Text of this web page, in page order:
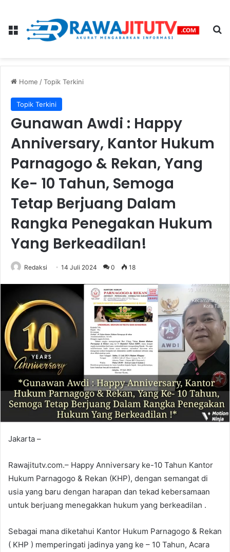
Menu
Home /Topik Terkini
Topik Terkini
Gunawan Awdi : Happy
Anniversary, Kantor Hukum
Parnagogo & Rekan, Yang
Ke- 10 Tahun, Semoga
Tetap Berjuang Dalam
Rangka Penegakan Hukum
Yang Berkeadilan!
Redaksi 14 Juli 2024 0 18
Jakarta –
Rawajitutv.com.– Happy Anniversary ke-10 Tahun Kantor
Hukum Parnagogo & Rekan (KHP), dengan semangat di
usia yang baru dengan harapan dan tekad kebersamaan
untuk berjuang menegakkan hukum yang berkeadilan .
Sebagai mana diketahui Kantor Hukum Parnagogo & Rekan
( KHP ) memperingati jadinya yang ke – 10 Tahun, Acara